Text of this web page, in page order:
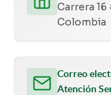
Carrera
Colombia
Correo
Atención